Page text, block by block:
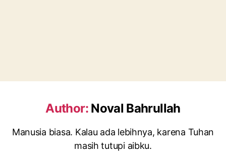
Author: Noval Bahrullah
Manusia biasa. Kalau ada lebihnya, karena Tuhan
masih tutupi aibku.